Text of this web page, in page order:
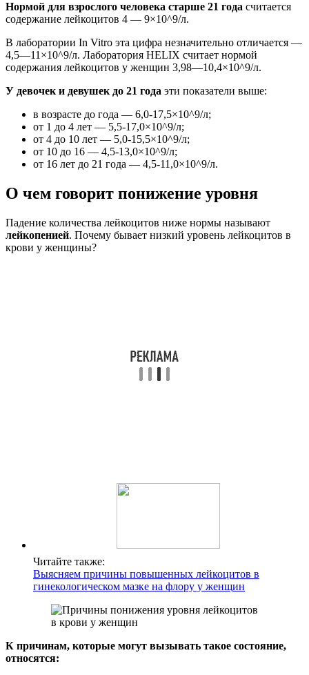
Нормой для взрослого человека старше 21 года считается
содержание лейкоцитов 4 — 9×10^9/л.
В лаборатории In Vitro эта цифра незначительно отличается —
4,5—11×10^9/л. Лаборатория HELIX считает нормой
содержания лейкоцитов у женщин 3,98—10,4×10^9/л.
У девочек и девушек до 21 года эти показатели выше:
в возрасте до года — 6,0-17,5×10^9/л;
от 1 до 4 лет — 5,5-17,0×10^9/л;
от 4 до 10 лет — 5,0-15,5×10^9/л;
от 10 до 16 — 4,5-13,0×10^9/л;
от 16 лет до 21 года — 4,5-11,0×10^9/л.
О чем говорит понижение уровня
Падение количества лейкоцитов ниже нормы называют
лейкопенией. Почему бывает низкий уровень лейкоцитов в
крови у женщины?
Читайте также:
Выясняем причины повышенных лейкоцитов в
гинекологическом мазке на флору у женщин
К причинам, которые могут вызывать такое состояние,
относятся: